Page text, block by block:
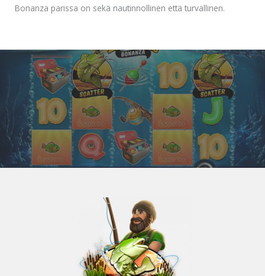
Bonanza parissa on sekä nautinnollinen että turvallinen.